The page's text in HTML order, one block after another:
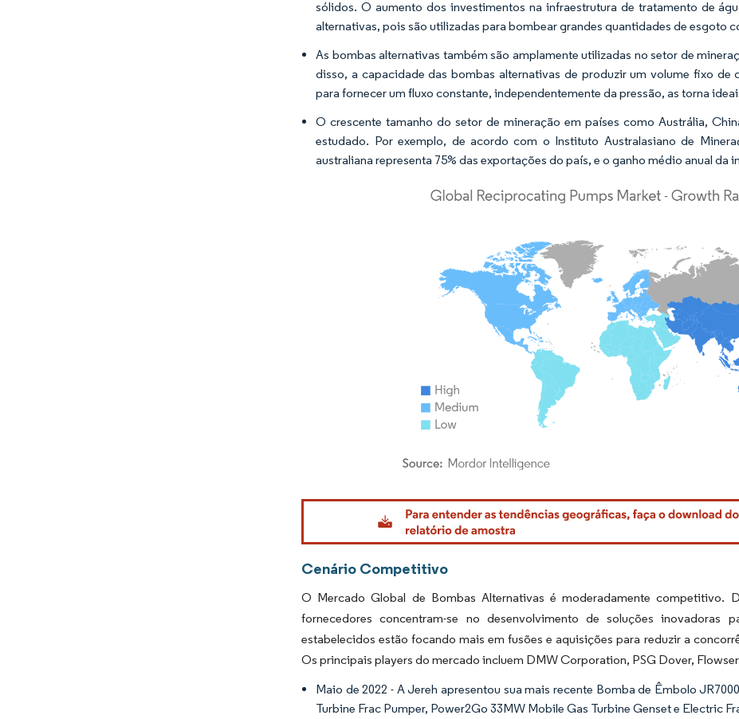
sólidos. O aumento dos investimentos na infraestrutura de tratamento de
alternativas, pois são utilizadas para bombear grandes quantidades de esgoto
As bombas alternativas também são amplamente utilizadas no setor de
disso, a capacidade das bombas alternativas de produzir um volume fixo
para fornecer um fluxo constante, independentemente da pressão, as torna
O crescente tamanho do setor de mineração em países como Austrália,
estudado. Por exemplo, de acordo com o Instituto Australasiano de
australiana representa 75% das exportações do país, e o ganho médio anual da
Imagem © Mordor Intelligence. O reuso requer atribuição conforme CC BY 4.0.
Cenário Competitivo
O Mercado Global de Bombas Alternativas é moderadamente competitivo.
fornecedores concentram-se no desenvolvimento de soluções inovadoras
estabelecidos estão focando mais em fusões e aquisições para reduzir a
Os principais players do mercado incluem DMW Corporation, PSG Dover,
Maio de 2022 - A Jereh apresentou sua mais recente Bomba de Êmbolo
Turbine Frac Pumper, Power2Go 33MW Mobile Gas Turbine Genset e Electric